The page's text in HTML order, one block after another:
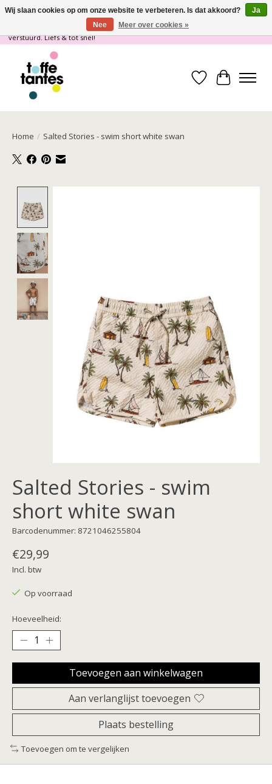
Wij gaan op vakantie! vanaf 4 juli t/m 21 juli worden er geen pakketjes
verstuurd. Liefs & tot snel!
Verlanglijst
Home / Salted Stories - swim short white swan
Salted Stories - swim
short white swan
Barcodenummer: 8721046255804
€29,99
Incl. btw
Op voorraad
Hoeveelheid:
Toevoegen aan winkelwagen
Aan verlanglijst toevoegen
Plaats bestelling
Toevoegen om te vergelijken
Wij slaan cookies op om onze website te verbeteren. Is dat akkoord?
Ja
Nee
Meer over cookies »